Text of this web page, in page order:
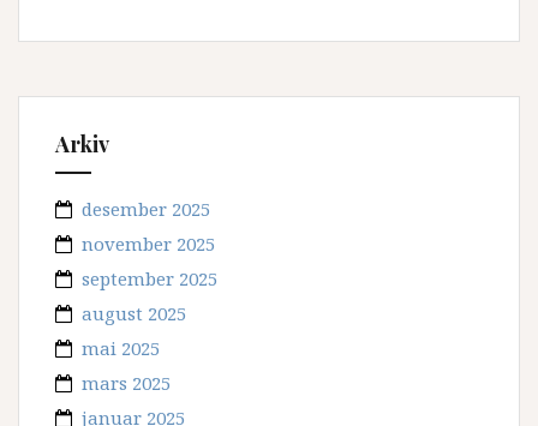
Arkiv
desember 2025
november 2025
september 2025
august 2025
mai 2025
mars 2025
januar 2025